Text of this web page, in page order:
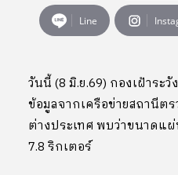
Line
วันนี้ (8 มิ.ย.69) กองเฝ้าระ
ข้อมูลจากเครือข่ายสถานีต
ต่างประเทศ พบว่าขนาดแ
7.8 ริกเตอร์